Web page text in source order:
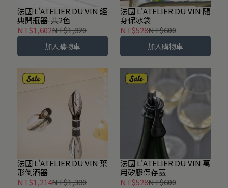
法國 L'ATELIER DU VIN 經
典開瓶器-共2色
NT$1,602NT$1,820
加入購物車
法國 L'ATELIER DU VIN 隨
身保冰袋
NT$528NT$600
加入購物車
法國 L'ATELIER DU VIN 葉
形倒酒器
NT$1,214NT$1,380
法國 L'ATELIER DU VIN 萬
用矽膠保存蓋
NT$528NT$600